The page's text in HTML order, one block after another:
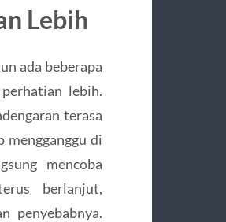
Lebih
ada beberapa
lebih.
terasa
mengganggu di
mencoba
berlanjut,
penyebabnya.